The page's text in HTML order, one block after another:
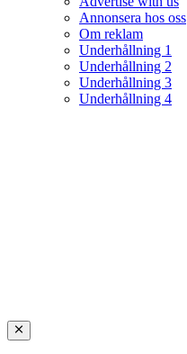
Annonsera hos oss
Om reklam
Underhållning 1
Underhållning 2
Underhållning 3
Underhållning 4